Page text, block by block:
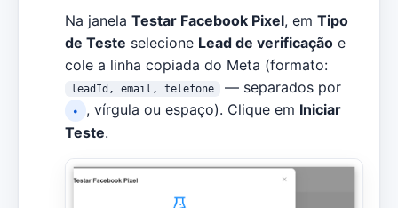
Na janela Testar Facebook Pixel, em Tipo
de Teste selecione Lead de verificação e
cole a linha copiada do Meta (formato:
leadId, email, telefone — separados por
• , vírgula ou espaço). Clique em Iniciar
Teste.